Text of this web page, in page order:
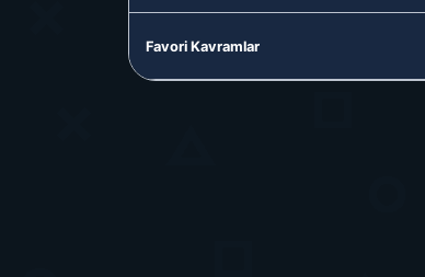
Favori Kavramlar